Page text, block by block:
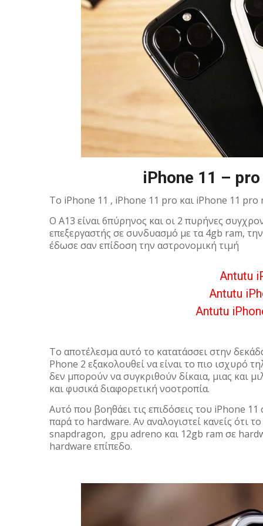
iPhone 11 –
Το iPhone 11 , iPhone 11 pro και iPhone 11 pro
O A13 είναι 6πύρηνος και οι 2 πυρήνες
επεξεργαστής σε συνδυασμό με τα 4gb ram,
έδωσε σαν επίδοση την αστρονομική τιμή
Antutu
Antutu
Antutu
Το αποτέλεσμα αυτό το κατατάσσει στην
Phone 2 εξακολουθεί να είναι το πιο ισχυρό
δεν μπορούν να συγκριθούν δίκαια, μιας και
και φυσικά διαφορετική νοοτροπία.
Αυτό που βοηθάει τις επιδόσεις του iPhone
παρά το hardware. Αν αναλογιστεί κανείς ότι
snapdragon, gpu adreno και 12gb ram σε
hardware επίπεδο.